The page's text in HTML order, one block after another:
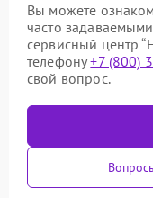
Вы можете
часто
сервисный центр
телефону+7 (800)
свой вопрос.